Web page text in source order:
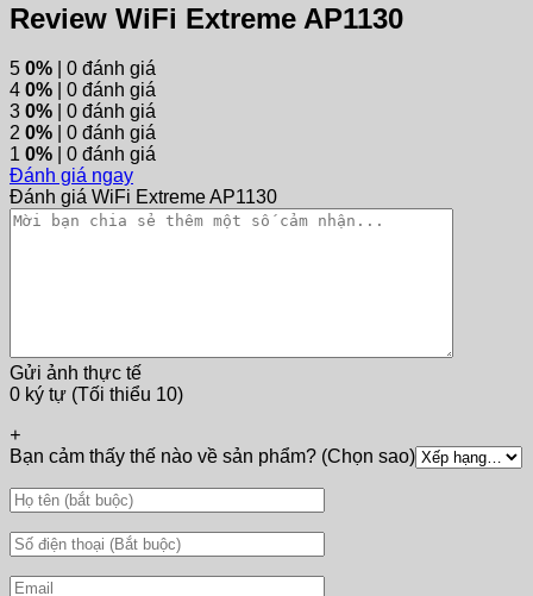
Review WiFi Extreme AP1130
5 0% | 0 đánh giá
4 0% | 0 đánh giá
3 0% | 0 đánh giá
2 0% | 0 đánh giá
1 0% | 0 đánh giá
Đánh giá ngay
Đánh giá WiFi Extreme AP1130
Gửi ảnh thực tế
0 ký tự (Tối thiểu 10)
+
Bạn cảm thấy thế nào về sản phẩm? (Chọn sao)